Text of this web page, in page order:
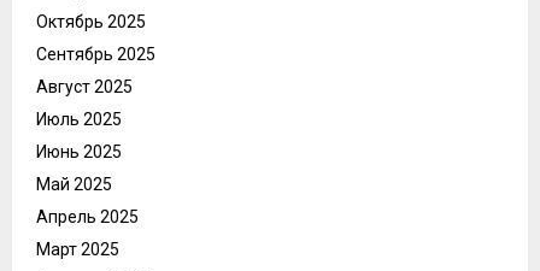
Октябрь 2025
Сентябрь 2025
Август 2025
Июль 2025
Июнь 2025
Май 2025
Апрель 2025
Март 2025